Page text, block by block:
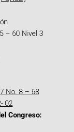
– 60 Nivel 3
No. 8 – 68
02
Congreso: